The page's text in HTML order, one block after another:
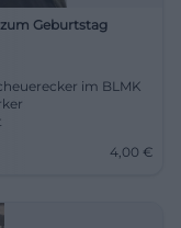
Geburtstag
im BLMK
4,00 €